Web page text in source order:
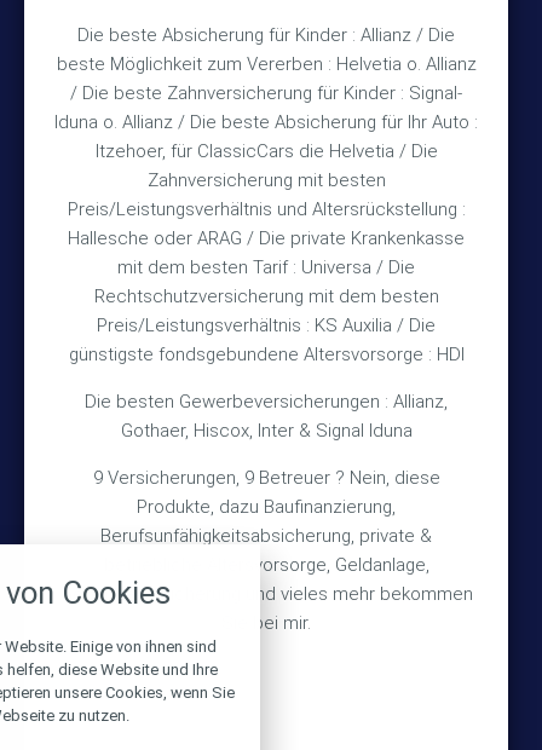
Die beste Absicherung für Kinder : Allianz / Die
beste Möglichkeit zum Vererben : Helvetia o. Allianz
/ Die beste Zahnversicherung für Kinder : Signal-
Iduna o. Allianz / Die beste Absicherung für Ihr Auto :
Itzehoer, für ClassicCars die Helvetia / Die
Zahnversicherung mit besten
Preis/Leistungsverhältnis und Altersrückstellung :
Hallesche oder ARAG / Die private Krankenkasse
mit dem besten Tarif : Universa / Die
Rechtschutzversicherung mit dem besten
Preis/Leistungsverhältnis : KS Auxilia / Die
günstigste fondsgebundene Altersvorsorge : HDI
Die besten Gewerbeversicherungen : Allianz,
Gothaer, Hiscox, Inter & Signal Iduna
9 Versicherungen, 9 Betreuer ? Nein, diese
Produkte, dazu Baufinanzierung,
Berufsunfähigkeitsabsicherung, private &
betriebliche Altersvorsorge, Geldanlage,
Gebäudeversicherung und vieles mehr bekommen
Sie bei mir.
Mo – Fr 10:15 – 12:00 Uhr
Mo & Do 15:30 – 18:00 Uhr
und nach Vereinbarung
Rechtliches
Impressum
Datenschutz
Erstinformation
Wichtiges
Über mich
Bedarfsermittlung
Schadensmeldung
© 2026 Versicherungsmakler Haberkamp GmbH
Cookies
Einige von ihnen sind
diese Website und Ihre
unsere Cookies, wenn Sie
zu nutzen.
alle verwendeten Cookies und
zu blockieren.
Notwendig